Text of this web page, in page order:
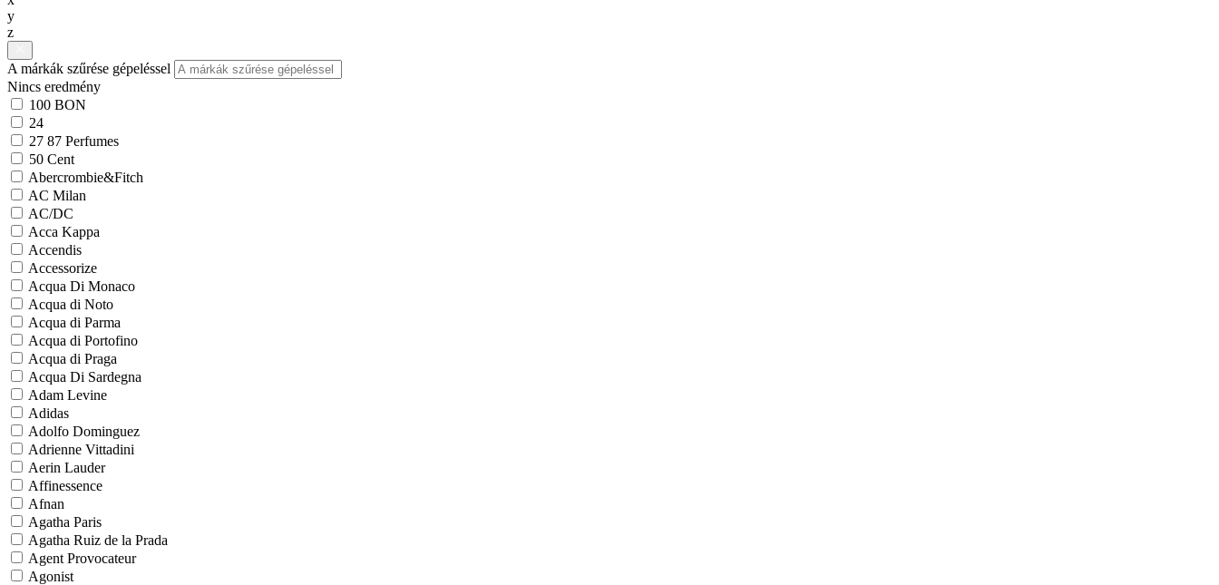
y
z
A márkák szűrése gépeléssel
Nincs eredmény
100 BON
24
27 87 Perfumes
50 Cent
Abercrombie&Fitch
AC Milan
AC/DC
Acca Kappa
Accendis
Accessorize
Acqua Di Monaco
Acqua di Noto
Acqua di Parma
Acqua di Portofino
Acqua di Praga
Acqua Di Sardegna
Adam Levine
Adidas
Adolfo Dominguez
Adrienne Vittadini
Aerin Lauder
Affinessence
Afnan
Agatha Paris
Agatha Ruiz de la Prada
Agent Provocateur
Agonist